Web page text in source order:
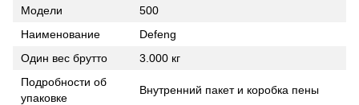
Модели
500
Наименование
Defeng
Один вес брутто
3.000 кг
Подробности об
упаковке
Внутренний пакет и коробка пены